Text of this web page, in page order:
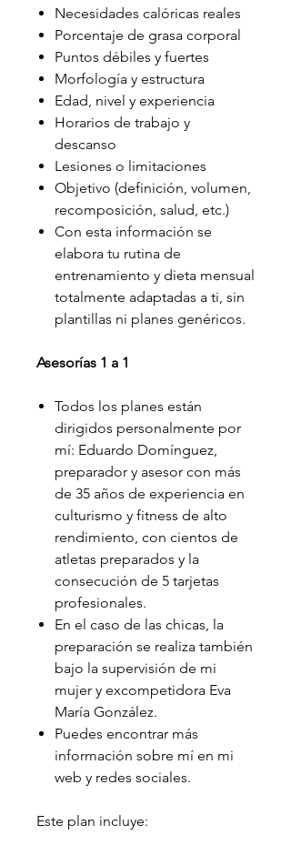
Necesidades calóricas reales
Porcentaje de grasa corporal
Puntos débiles y fuertes
Morfología y estructura
Edad, nivel y experiencia
Horarios de trabajo y
descanso
Lesiones o limitaciones
Objetivo (definición, volumen,
recomposición, salud, etc.)
Con esta información se
elabora tu rutina de
entrenamiento y dieta mensual
totalmente adaptadas a ti, sin
plantillas ni planes genéricos.
Asesorías 1 a 1
Todos los planes están
dirigidos personalmente por
mí: Eduardo Domínguez,
preparador y asesor con más
de 35 años de experiencia en
culturismo y fitness de alto
rendimiento, con cientos de
atletas preparados y la
consecución de 5 tarjetas
profesionales.
En el caso de las chicas, la
preparación se realiza también
bajo la supervisión de mi
mujer y excompetidora Eva
María González.
Puedes encontrar más
información sobre mí en mi
web y redes sociales.
Este plan incluye: